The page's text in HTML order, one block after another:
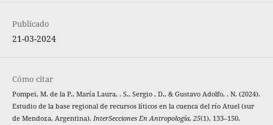
Publicado
21-03-2024
Cómo citar
Pompei, M. de la P., María Laura, . S., Sergio , D., & Gustavo Adolfo, . N. (2024).
Estudio de la base regional de recursos líticos en la cuenca del río Atuel (sur
de Mendoza, Argentina). InterSecciones En Antropología, 25(1), 133–150.